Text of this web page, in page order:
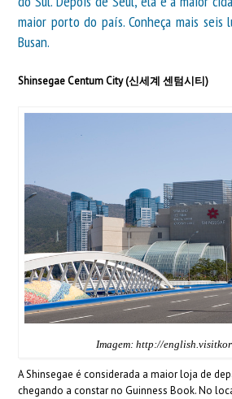
maior porto do país. Conheça mais seis
Busan.
Shinsegae Centum City (신세계 센텀시티)
Imagem: http://
A Shinsegae é considerada a maior loja de
chegando a constar no Guinness Book. No